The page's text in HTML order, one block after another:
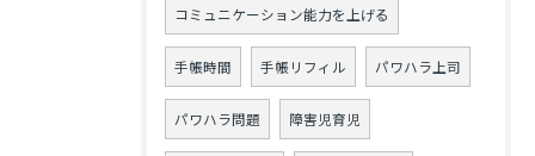
コミュニケーション能力を上げる
手帳時間 手帳リフィル パワハラ上司
パワハラ問題 障害児育児